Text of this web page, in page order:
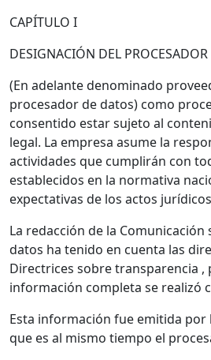
CAPÍTULO I
DESIGNACIÓN DEL
(En adelante denominado
procesador de datos) como
consentido estar sujeto al
legal. La empresa asume la
actividades que cumplirán con
establecidos en la normativa
expectativas de los actos
La redacción de la
datos ha tenido en cuenta las
Directrices sobre transparencia ,
información completa se realizó
Esta información fue emitida por
que es al mismo tiempo el